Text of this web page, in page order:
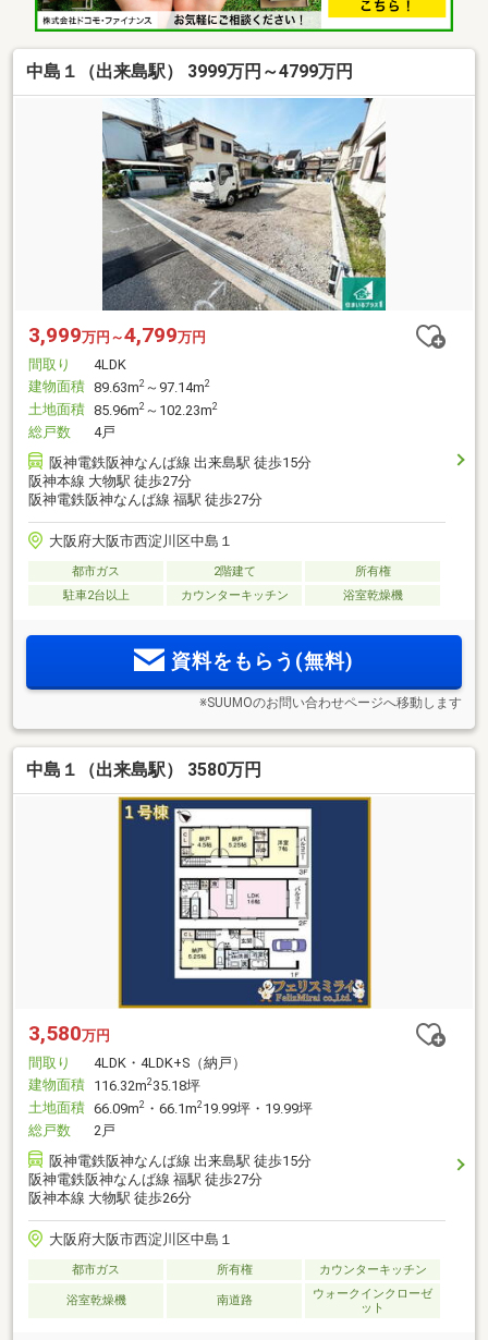
中島１（出来島駅） 3999万円～4799万円
3,999万円～4,799万円
間取り
4LDK
建物面積 89.63m2 ～97.14m2
土地面積 85.96m2 ～102.23m2
総戸数
4戸
阪神電鉄阪神なんば線 出来島駅 徒歩15分
阪神本線 大物駅 徒歩27分
阪神電鉄阪神なんば線 福駅 徒歩27分
大阪府大阪市西淀川区中島１
都市ガス 2階建て
所有権
駐車2台以上
カウンターキッチン 浴室乾燥機
資料をもらう(無料)
※SUUMOのお問い合わせページへ移動します
中島１（出来島駅） 3580万円
3,580万円
間取り
4LDK・4LDK+S（納戸）
建物面積 116.32m235.18坪
土地面積 66.09m2 ・66.1m219.99坪・19.99坪
総戸数
2戸
阪神電鉄阪神なんば線 出来島駅 徒歩15分
阪神電鉄阪神なんば線 福駅 徒歩27分
阪神本線 大物駅 徒歩26分
大阪府大阪市西淀川区中島１
都市ガス 所有権 カウンターキッチン
浴室乾燥機 南道路
ウォークインクローゼ
ット